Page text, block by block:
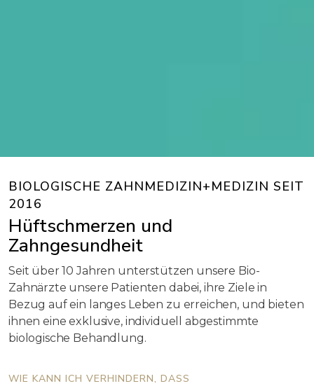
BIOLOGISCHE ZAHNMEDIZIN+MEDIZIN SEIT
2016
Hüftschmerzen und
Zahngesundheit
Seit über 10 Jahren unterstützen unsere Bio-
Zahnärzte unsere Patienten dabei, ihre Ziele in
Bezug auf ein langes Leben zu erreichen, und bieten
ihnen eine exklusive, individuell abgestimmte
biologische Behandlung.
WIE KANN ICH VERHINDERN, DASS